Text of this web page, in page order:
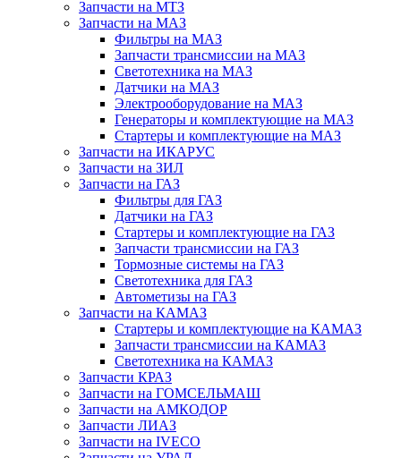
Запчасти на МТЗ
Запчасти на МАЗ
Фильтры на МАЗ
Запчасти трансмиссии на МАЗ
Светотехника на МАЗ
Датчики на МАЗ
Электрооборудование на МАЗ
Генераторы и комплектующие на МАЗ
Стартеры и комплектующие на МАЗ
Запчасти на ИКАРУС
Запчасти на ЗИЛ
Запчасти на ГАЗ
Фильтры для ГАЗ
Датчики на ГАЗ
Стартеры и комплектующие на ГАЗ
Запчасти трансмиссии на ГАЗ
Тормозные системы на ГАЗ
Светотехника для ГАЗ
Автометизы на ГАЗ
Запчасти на КАМАЗ
Стартеры и комплектующие на КАМАЗ
Запчасти трансмиссии на КАМАЗ
Светотехника на КАМАЗ
Запчасти КРАЗ
Запчасти на ГОМСЕЛЬМАШ
Запчасти на АМКОДОР
Запчасти ЛИАЗ
Запчасти на IVECO